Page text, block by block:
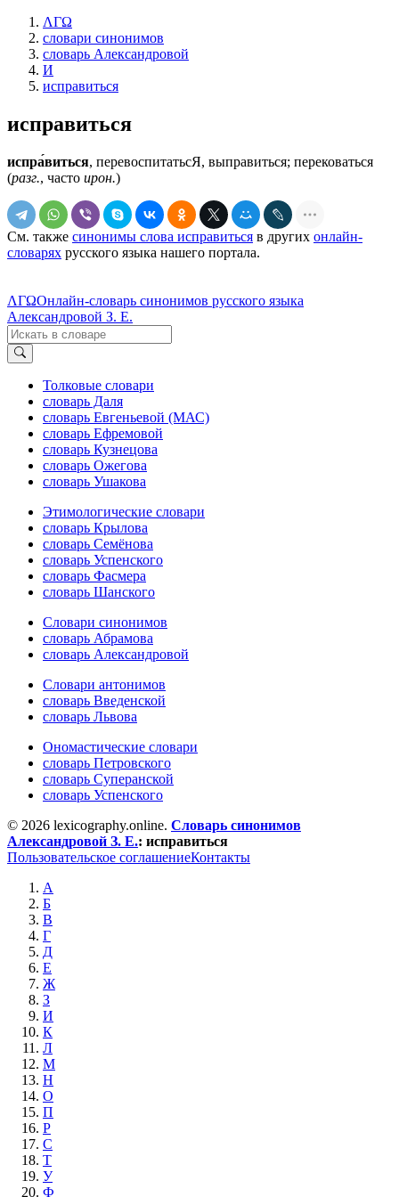
ΛΓΩ
словари синонимов
словарь Александровой
И
исправиться
исправиться
испра́виться, перевоспитатьсЯ, выправиться; перековаться
(разг., часто ирон.)
См. также синонимы слова исправиться в других онлайн-
словарях русского языка нашего портала.
ΛΓΩОнлайн-словарь синонимов русского языка
Александровой З. Е.
Толковые словари
словарь Даля
словарь Евгеньевой (МАС)
словарь Ефремовой
словарь Кузнецова
словарь Ожегова
словарь Ушакова
Этимологические словари
словарь Крылова
словарь Семёнова
словарь Успенского
словарь Фасмера
словарь Шанского
Словари синонимов
словарь Абрамова
словарь Александровой
Словари антонимов
словарь Введенской
словарь Львова
Ономастические словари
словарь Петровского
словарь Суперанской
словарь Успенского
© 2026 lexicography.online. Словарь синонимов
Александровой З. Е.: исправиться
Пользовательское соглашениеКонтакты
А
Б
В
Г
Д
Е
Ж
З
И
К
Л
М
Н
О
П
Р
С
Т
У
Ф